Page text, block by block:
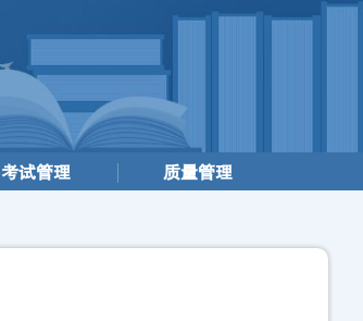
考试管理 质量管理